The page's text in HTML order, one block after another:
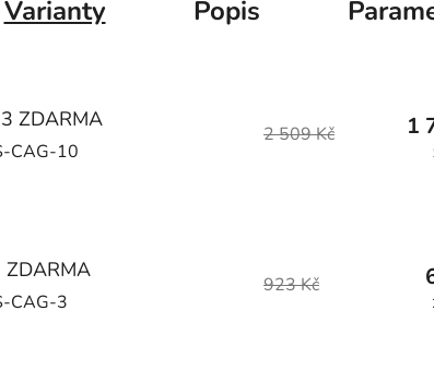
Varianty Popis
ZDARMA
CAG-10
2 509 Kč 1
ZDARMA
CAG-3
923 Kč